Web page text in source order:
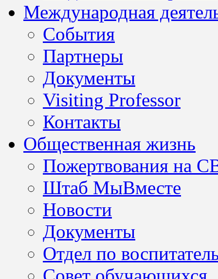
Международная
События
Партнеры
Документы
Visiting Professor
Контакты
Общественная жизнь
Пожертвования на
Штаб МыВместе
Новости
Документы
Отдел по